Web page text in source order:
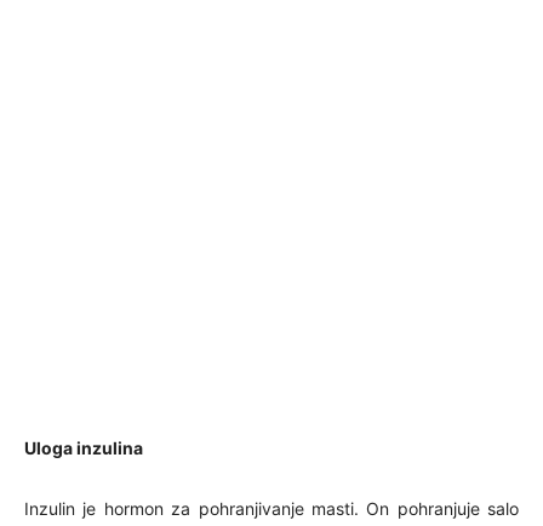
Uloga inzulina
Inzulin je hormon za pohranjivanje masti. On pohranjuje salo